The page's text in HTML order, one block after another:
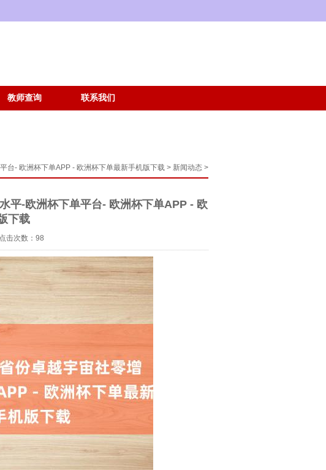
教师查询 联系我们
台- 欧洲杯下单APP - 欧洲杯下单最新手机版下载 > 新闻动态 >
平-欧洲杯下单平台- 欧洲杯下单APP - 欧
下载
击次数：98